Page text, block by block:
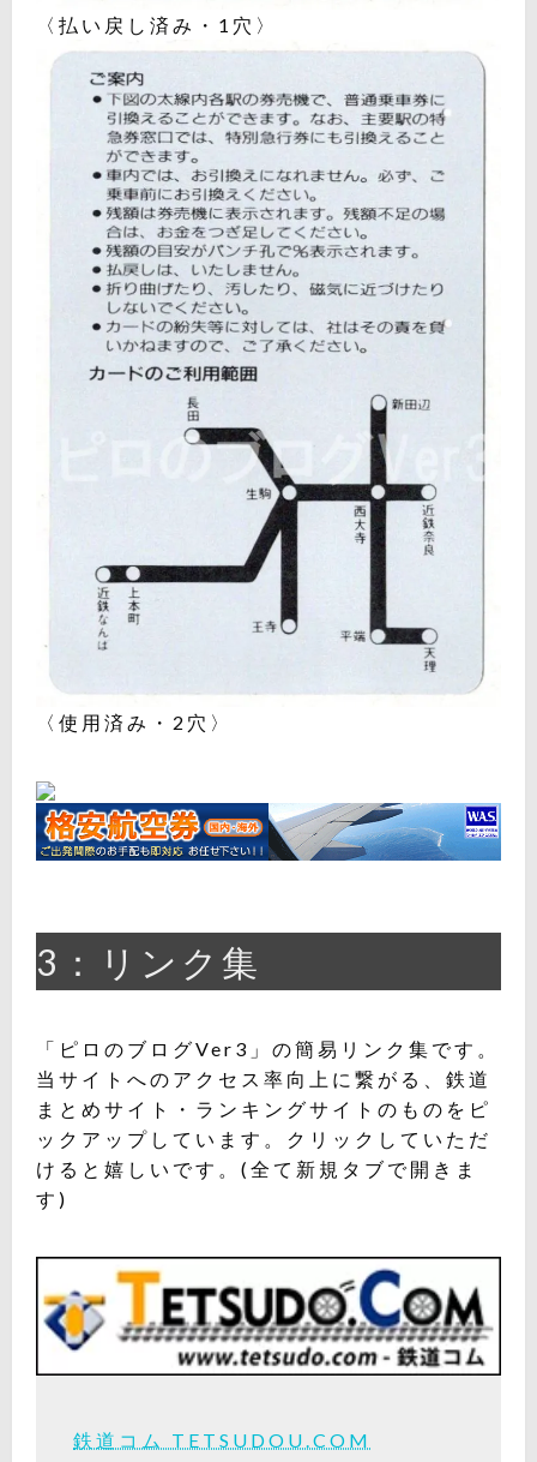
〈払い戻し済み・1穴〉
〈使用済み・2穴〉
3：リンク集
「ピロのブログVer3」の簡易リンク集です。
当サイトへのアクセス率向上に繋がる、鉄道
まとめサイト・ランキングサイトのものをピ
ックアップしています。クリックしていただ
けると嬉しいです。(全て新規タブで開きま
す)
鉄道コム TETSUDOU.COM